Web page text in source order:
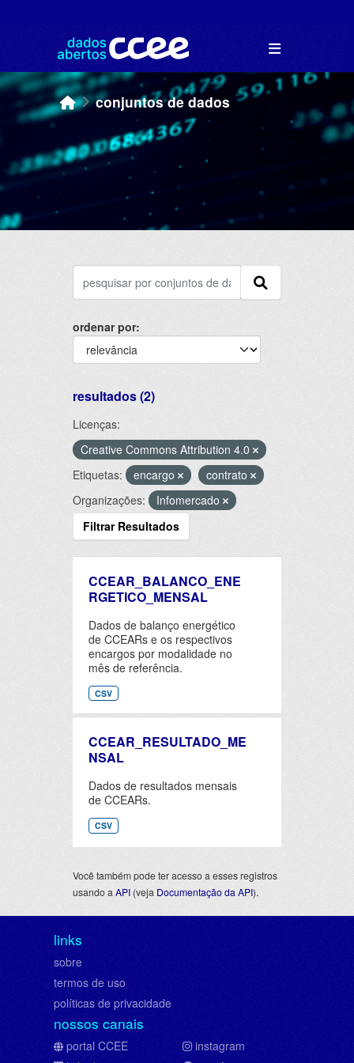
conjuntos de dados
ordenar por
resultados (2)
Licenças:
Creative Commons Attribution 4.0
Etiquetas:
encargo
contrato
Organizações:
Infomercado
Filtrar Resultados
CCEAR_BALANCO_ENE
RGETICO_MENSAL
Dados de balanço energético
de CCEARs e os respectivos
encargos por modalidade no
mês de referência.
CSV
CCEAR_RESULTADO_ME
NSAL
Dados de resultados mensais
de CCEARs.
CSV
Você também pode ter acesso a esses registros
usando a API (veja Documentação da API).
links
sobre
termos de uso
políticas de privacidade
nossos canais
portal CCEE
instagram